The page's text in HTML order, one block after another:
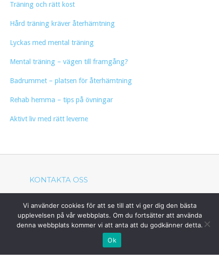
Träning och rätt kost
Hård träning kräver återhämtning
Lyckas med mental träning
Mental träning – vägen till framgång?
Badrummet – platsen för återhämtning
Rehab hemma – tips på övningar
Aktivt liv med rätt leverne
KONTAKTA OSS
inte att kontakta oss!
hej@taekwondo.a.se
Vi använder cookies för att se till att vi ger dig den bästa
upplevelsen på vår webbplats. Om du fortsätter att använda
denna webbplats kommer vi att anta att du godkänner detta.
Ok